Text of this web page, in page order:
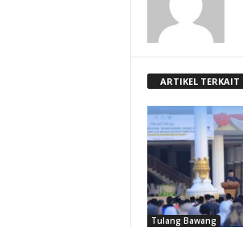
ARTIKEL TERKAIT
Tulang Bawang